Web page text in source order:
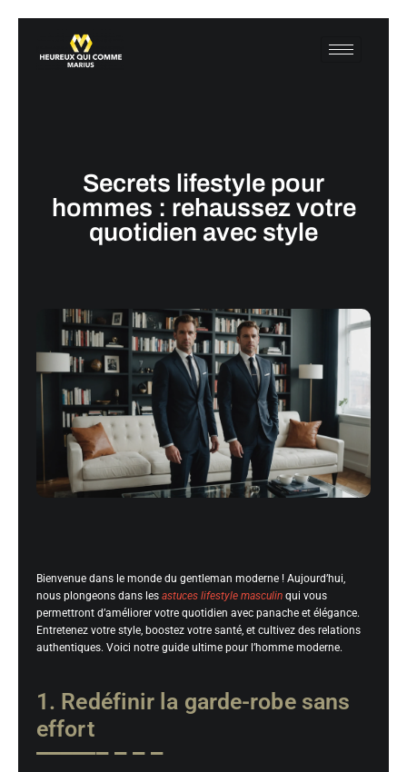
Secrets lifestyle pour
hommes : rehaussez votre
quotidien avec style
Bienvenue dans le monde du gentleman moderne ! Aujourd’hui,
nous plongeons dans les astuces lifestyle masculin qui vous
permettront d’améliorer votre quotidien avec panache et élégance.
Entretenez votre style, boostez votre santé, et cultivez des relations
authentiques. Voici notre guide ultime pour l’homme moderne.
1. Redéfinir la garde-robe sans
effort